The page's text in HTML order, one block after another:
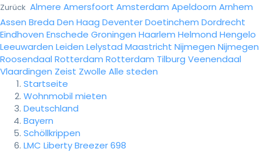
Zurück Almere Amersfoort Amsterdam Apeldoorn Arnhem
Assen Breda Den Haag DeventerDoetinchem Dordrecht
Eindhoven Enschede Groningen Haarlem Helmond Hengelo
Leeuwarden Leiden Lelystad Maastricht Nijmegen Nijmegen
Roosendaal Rotterdam Rotterdam Tilburg Veenendaal
Vlaardingen Zeist Zwolle Alle steden
Startseite
Wohnmobil mieten
Deutschland
Bayern
Schöllkrippen
LMC Liberty Breezer 698